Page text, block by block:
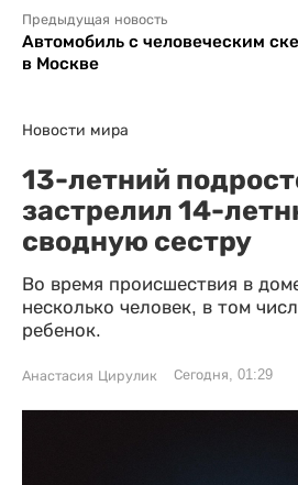
Предыдущая новость
Автомобиль с человеческим
в Москве
Новости мира
13-летний
застрелил 14-
сводную сестру
Во время происшествия в
несколько человек, в том
ребенок.
Анастасия Цирулик Сегодня, 01:29